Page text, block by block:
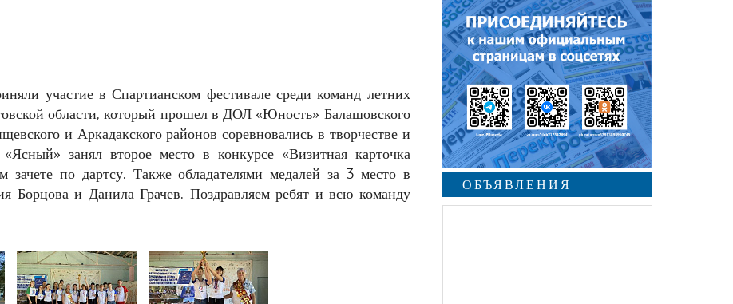
участие в Спартианском фестивале среди команд летних
области, который прошел в ДОЛ «Юность» Балашовского
и Аркадакского районов соревновались в творчестве и
занял второе место в конкурсе «Визитная карточка
зачете по дартсу. Также обладателями медалей за 3 место в
Борцова и Данила Грачев. Поздравляем ребят и всю команду
ОБЪЯВЛЕНИЯ